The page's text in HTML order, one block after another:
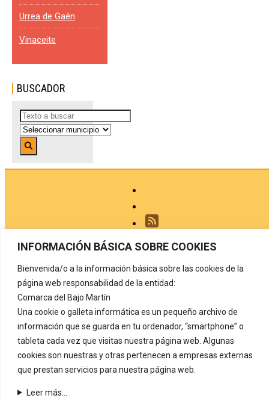
INFORMACIÓN BÁSICA SOBRE COOKIES
Bienvenida/o a la información básica sobre las cookies de la
página web responsabilidad de la entidad:
Comarca del Bajo Martín
Una cookie o galleta informática es un pequeño archivo de
información que se guarda en tu ordenador, “smartphone” o
tableta cada vez que visitas nuestra página web. Algunas
cookies son nuestras y otras pertenecen a empresas externas
que prestan servicios para nuestra página web.
Leer más...
Urrea de Gaén
Vinaceite
BUSCADOR
Buscar
...
Política de privacidad
Política de cookies
Registro de actividades de tratamiento
Contacto
COMARCA DEL BAJO MARTÍN